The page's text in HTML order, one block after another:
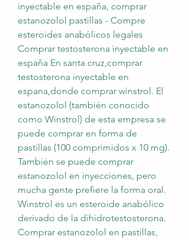
inyectable en españa, comprar
estanozolol pastillas - Compre
esteroides anabólicos legales
Comprar testosterona inyectable en
españa En santa cruz,comprar
testosterona inyectable en
espana,donde comprar winstrol. El
estanozolol (también conocido
como Winstrol) de esta empresa se
puede comprar en forma de
pastillas (100 comprimidos x 10 mg).
También se puede comprar
estanozolol en inyecciones, pero
mucha gente prefiere la forma oral.
Winstrol es un esteroide anabólico
derivado de la dihidrotestosterona.
Comprar estanozolol en pastillas,